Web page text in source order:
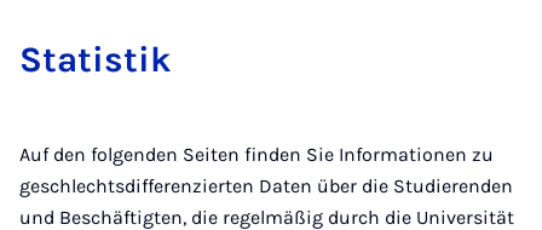
Sta­tis­tik
Auf den folgenden Seiten finden Sie Informationen zu
geschlechtsdifferenzierten Daten über die Studierenden
und Beschäftigten, die regelmäßig durch die Universität